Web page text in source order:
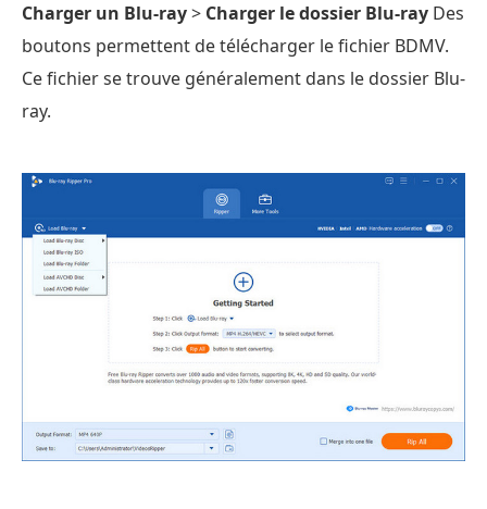
Charger un Blu-ray> Charger le dossier Blu-ray Des
boutons permettent de télécharger le fichier BDMV.
Ce fichier se trouve généralement dans le dossier Blu-
ray.